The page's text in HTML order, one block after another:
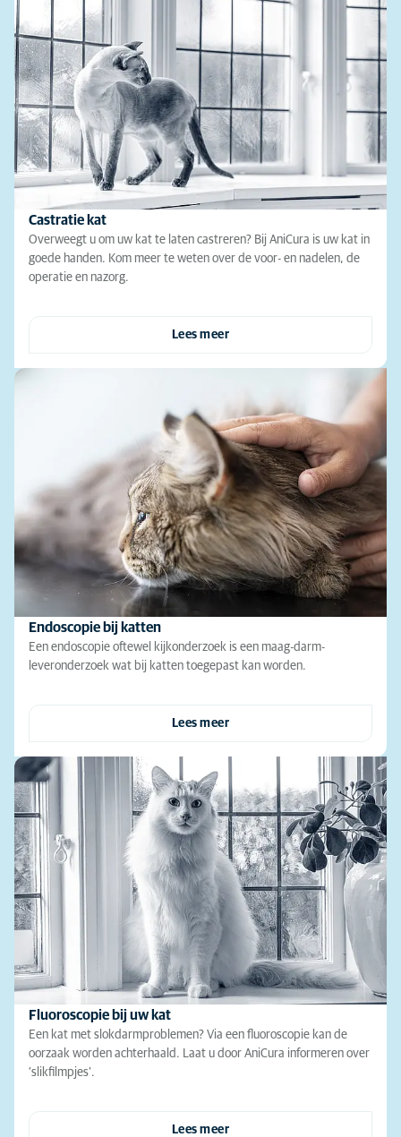
Castratie kat
Overweegt u om uw kat te laten castreren? Bij AniCura is uw kat in
goede handen. Kom meer te weten over de voor- en nadelen, de
operatie en nazorg.
Lees meer
Endoscopie bij katten
Een endoscopie oftewel kijkonderzoek is een maag-darm-
leveronderzoek wat bij katten toegepast kan worden.
Lees meer
Fluoroscopie bij uw kat
Een kat met slokdarmproblemen? Via een fluoroscopie kan de
oorzaak worden achterhaald. Laat u door AniCura informeren over
‘slikfilmpjes’.
Lees meer